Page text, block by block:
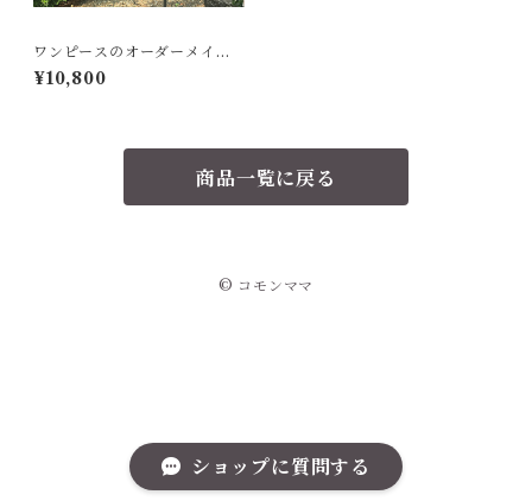
ショップに質問する
ワンピースのオーダーメイド
(お客様生地持ち込み)
¥10,800
商品一覧に戻る
© コモンママ